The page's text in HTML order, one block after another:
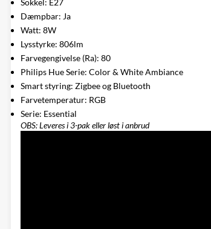
Sokkel: E27
Dæmpbar: Ja
Watt: 8W
Lysstyrke: 806lm
Farvegengivelse (Ra): 80
Philips Hue Serie: Color & White Ambiance
Smart styring: Zigbee og Bluetooth
Farvetemperatur: RGB
Serie: Essential
OBS: Leveres i 3-pak eller løst i anbrud